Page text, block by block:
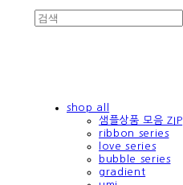
shop all
샘플상품 모음 ZIP
ribbon series
love series
bubble series
gradient